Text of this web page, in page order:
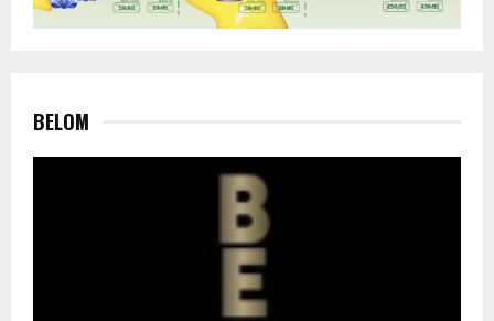
BELOM